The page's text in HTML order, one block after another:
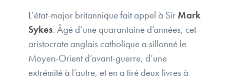
L’état-major britannique fait appel à Sir Mark
Sykes. Âgé d’une quarantaine d’années, cet
aristocrate anglais catholique a sillonné le
Moyen-Orient d’avant-guerre, d’une
extrémité à l’autre, et en a tiré deux livres à